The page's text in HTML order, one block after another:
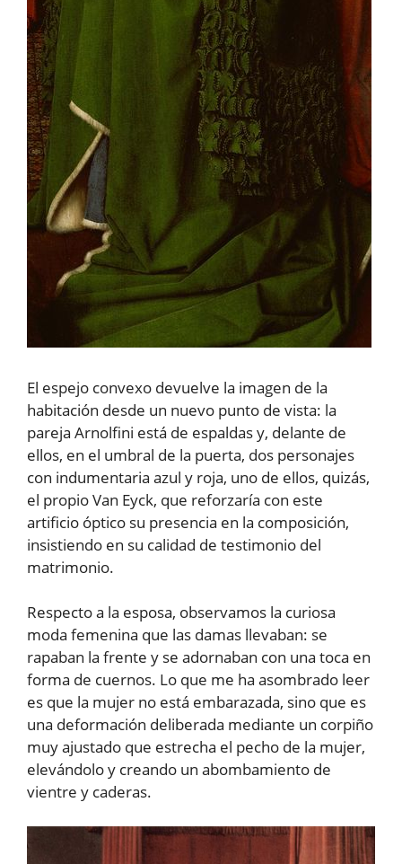
El espejo convexo devuelve la imagen de la
habitación desde un nuevo punto de vista: la
pareja Arnolfini está de espaldas y, delante de
ellos, en el umbral de la puerta, dos personajes
con indumentaria azul y roja, uno de ellos, quizás,
el propio Van Eyck, que reforzaría con este
artificio óptico su presencia en la composición,
insistiendo en su calidad de testimonio del
matrimonio.
Respecto a la esposa, observamos la curiosa
moda femenina que las damas llevaban: se
rapaban la frente y se adornaban con una toca en
forma de cuernos. Lo que me ha asombrado leer
es que la mujer no está embarazada, sino que es
una deformación deliberada mediante un corpiño
muy ajustado que estrecha el pecho de la mujer,
elevándolo y creando un abombamiento de
vientre y caderas.